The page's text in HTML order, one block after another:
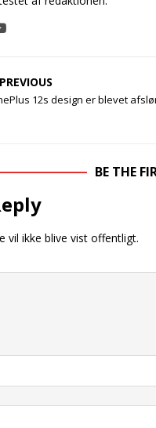
PREVIOUS
12s design er blevet
BE THE
vil ikke blive vist offentligt.